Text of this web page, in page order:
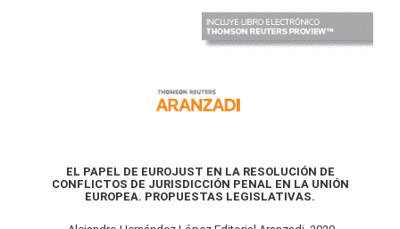
EL PAPEL DE EUROJUST EN LA RESOLUCIÓN DE
CONFLICTOS DE JURISDICCIÓN PENAL EN LA UNIÓN
EUROPEA. PROPUESTAS LEGISLATIVAS.